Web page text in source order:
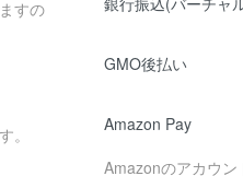
すの
。
GMO後払い
Amazon Pay
Amazonのアカウ